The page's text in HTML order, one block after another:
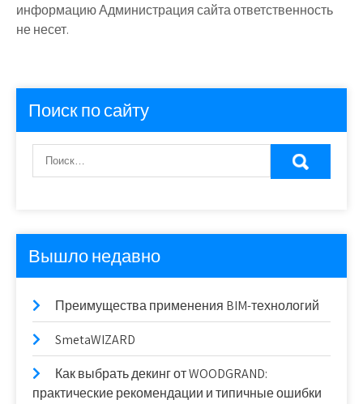
информацию Администрация сайта ответственность
не несет.
Поиск по сайту
Вышло недавно
Преимущества применения BIM-технологий
SmetaWIZARD
Как выбрать декинг от WOODGRAND:
практические рекомендации и типичные ошибки